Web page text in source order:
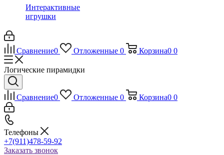
Интерактивные
игрушки
Сравнение0 Отложенные 0 Корзина0 0
Логические пирамидки
Сравнение0 Отложенные 0 Корзина0 0
Телефоны
+7(911)478-59-92
Заказать звонок